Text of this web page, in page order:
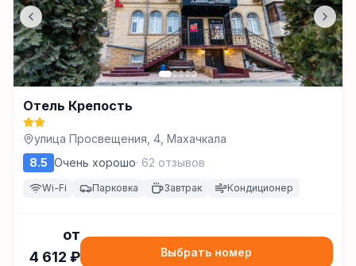
Отель Крепость
улица Просвещения, 4, Махачкала
8.5 Очень хорошо· 62 отзывов
Wi-Fi Парковка Завтрак Кондиционер
от
4 612 ₽ Выбрать номер